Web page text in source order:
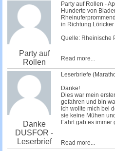
Party auf
Rollen
Party auf Rollen -
Hunderte von
in Richtung
Quelle: Rheinische
Read more...
Danke
DUSFOR -
Leserbrief
Leserbriefe
Danke!
Dies war mein
gefahren und bin
Ich wollte mich bei
sie keine Mühen
Fahrt gab es immer
Read more...